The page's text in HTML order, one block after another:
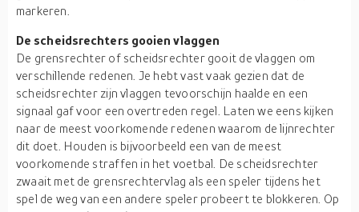
markeren.
De scheidsrechters gooien vlaggen
De grensrechter of scheidsrechter gooit de vlaggen om
verschillende redenen. Je hebt vast vaak gezien dat de
scheidsrechter zijn vlaggen tevoorschijn haalde en een
signaal gaf voor een overtreden regel. Laten we eens kijken
naar de meest voorkomende redenen waarom de lijnrechter
dit doet. Houden is bijvoorbeeld een van de meest
voorkomende straffen in het voetbal. De scheidsrechter
zwaait met de grensrechtervlag als een speler tijdens het
spel de weg van een andere speler probeert te blokkeren. Op